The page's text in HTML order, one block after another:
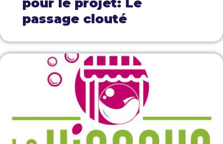
pour le projet: Le
passage clouté